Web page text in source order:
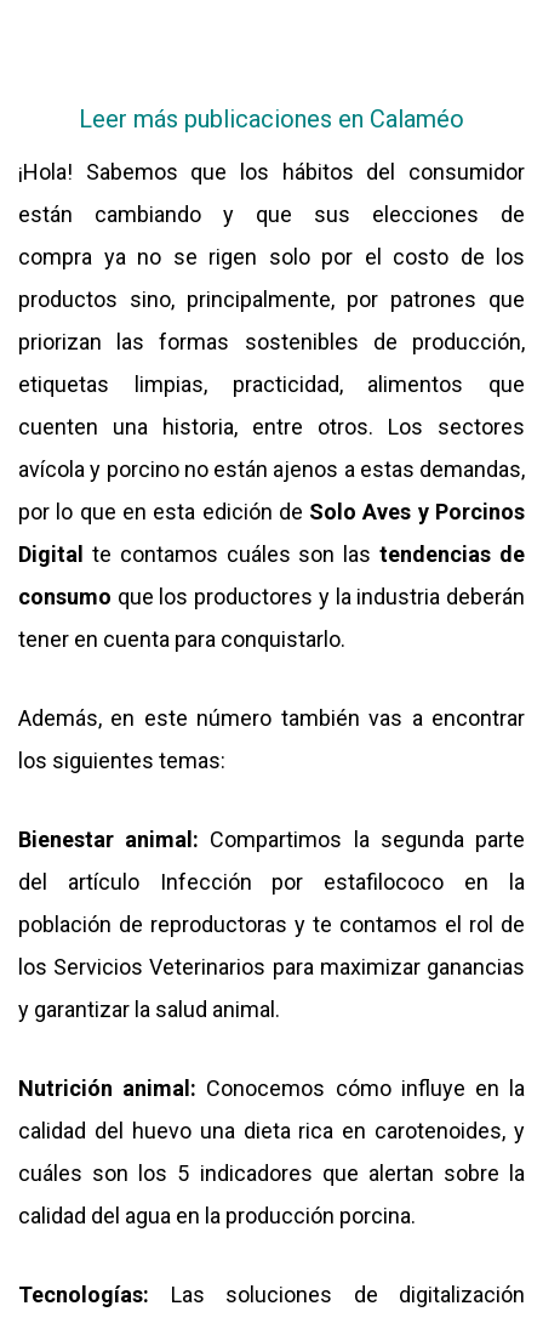
CONTÁCTENOS
TÉRMINOS
CONDICIONES
POLÍTICAS
DE
PRIVACIDAD
MAPA
DEL
SITIO
APP
PARA
Leer más publicaciones en Calaméo
¡Hola! Sabemos que los hábitos del consumidor
están cambiando y que sus elecciones de
compra ya no se rigen solo por el costo de los
productos sino, principalmente, por patrones que
priorizan las formas sostenibles de producción,
etiquetas limpias, practicidad, alimentos que
cuenten una historia, entre otros. Los sectores
avícola y porcino no están ajenos a estas demandas,
por lo que en esta edición de Solo Aves y Porcinos
Digital te contamos cuáles son lastendencias de
consumo que los productores y la industria deberán
tener en cuenta para conquistarlo.
Además, en este número también vas a encontrar
los siguientes temas:
Bienestar animal: Compartimos la segunda parte
del artículo Infección por estafilococo en la
población de reproductoras y te contamos el rol de
los Servicios Veterinarios para maximizar ganancias
y garantizar la salud animal.
Nutrición animal: Conocemos cómo influye en la
calidad del huevo una dieta rica en carotenoides, y
cuáles son los 5 indicadores que alertan sobre la
calidad del agua en la producción porcina.
Tecnologías: Las soluciones de digitalización